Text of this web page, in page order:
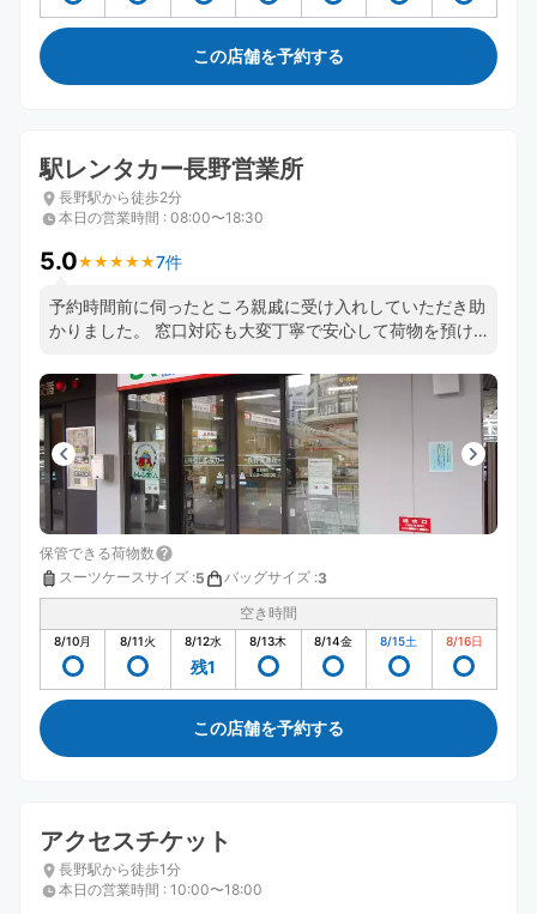
この店舗を予約する
駅レンタカー長野営業所
長野駅から徒歩2分
本日の営業時間 : 08:00〜18:30
5.0★ ★ ★ ★ ★
★ ★ ★ ★ ★7件
予約時間前に伺ったところ親戚に受け入れしていただき助
かりました。 窓口対応も大変丁寧で安心して荷物を預け
保管できる荷物数
スーツケースサイズ :5 バッグサイズ :3
空き時間
8/10月 8/11火 8/12水
残1
8/13木 8/14金 8/15土 8/16日
この店舗を予約する
アクセスチケット
長野駅から徒歩1分
本日の営業時間 : 10:00〜18:00